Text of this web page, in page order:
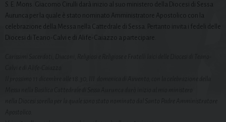
S. E. Mons. Giacomo Cirulli darà inizio al suo ministero della Diocesi di Sessa
Aurunca per la quale è stato nominato Amministratore Apostolico con la
celebrazione della Messa nella Cattedrale di Sessa. Pertanto invita i fedeli delle
Diocesi di Teano-Calvi e di Alife-Caiazzo a partecipare.